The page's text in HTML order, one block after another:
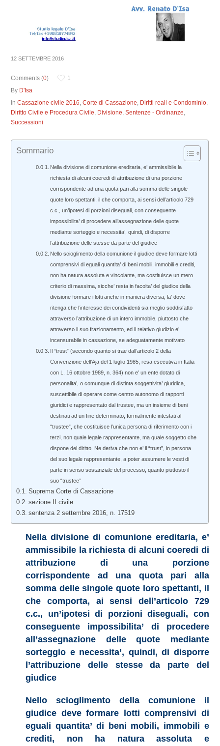
12 SETTEMBRE 2016
Comments (0)
1
By D'Isa
InCassazione civile 2016,Corte di Cassazione, Diritti reali e Condominio,
Diritto Civile e Procedura Civile, Divisione,Sentenze - Ordinanze,
Successioni
Sommario
Nella divisione di comunione ereditaria, e’ ammissibile la
richiesta di alcuni coeredi di attribuzione di una porzione
corrispondente ad una quota pari alla somma delle singole
quote loro spettanti, il che comporta, ai sensi dell’articolo 729
c.c., un’ipotesi di porzioni diseguali, con conseguente
impossibilita’ di procedere all’assegnazione delle quote
mediante sorteggio e necessita’, quindi, di disporre
l’attribuzione delle stesse da parte del giudice
Nello scioglimento della comunione il giudice deve formare lotti
comprensivi di eguali quantita’ di beni mobili, immobili e crediti,
non ha natura assoluta e vincolante, ma costituisce un mero
criterio di massima, sicche’ resta in facolta’ del giudice della
divisione formare i lotti anche in maniera diversa, la’ dove
ritenga che l’interesse dei condividenti sia meglio soddisfatto
attraverso l’attribuzione di un intero immobile, piuttosto che
attraverso il suo frazionamento, ed il relativo giudizio e’
incensurabile in cassazione, se adeguatamente motivato
Il “trust” (secondo quanto si trae dall’articolo 2 della
Convenzione dell’Aja del 1 luglio 1985, resa esecutiva in Italia
con L. 16 ottobre 1989, n. 364) non e’ un ente dotato di
personalita’, o comunque di distinta soggettivita’ giuridica,
suscettibile di operare come centro autonomo di rapporti
giuridici e rappresentato dal trustee, ma un insieme di beni
destinati ad un fine determinato, formalmente intestati al
“trustee”, che costituisce l’unica persona di riferimento con i
terzi, non quale legale rappresentante, ma quale soggetto che
dispone del diritto. Ne deriva che non e’ il “trust”, in persona
del suo legale rappresentante, a poter assumere le vesti di
parte in senso sostanziale del processo, quanto piuttosto il
suo “trustee”
Suprema Corte di Cassazione
sezione II civile
sentenza 2 settembre 2016, n. 17519
Nella divisione di comunione ereditaria, e’
ammissibile la richiesta di alcuni coeredi di
attribuzione di una porzione
corrispondente ad una quota pari alla
somma delle singole quote loro spettanti, il
che comporta, ai sensi dell’articolo 729
c.c., un’ipotesi di porzioni diseguali, con
conseguente impossibilita’ di procedere
all’assegnazione delle quote mediante
sorteggio e necessita’, quindi, di disporre
l’attribuzione delle stesse da parte del
giudice
Nello scioglimento della comunione il
giudice deve formare lotti comprensivi di
eguali quantita’ di beni mobili, immobili e
crediti, non ha natura assoluta e